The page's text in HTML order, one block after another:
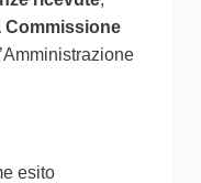
Commissione
esito